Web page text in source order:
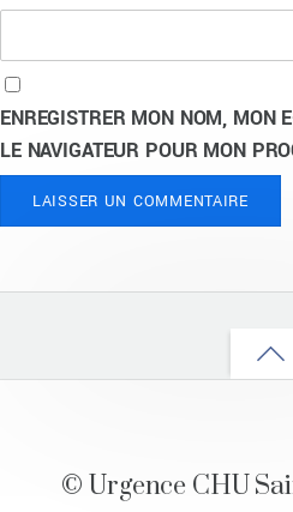
ENREGISTRER MON NOM, MON
LE NAVIGATEUR POUR MON
© Urgence CHU